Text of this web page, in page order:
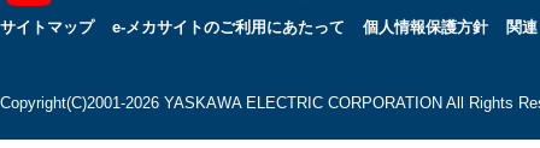
サイトマップ e-メカサイトのご利用にあたって 個人情報保護方針 関
Copyright(C)2001‐2026 YASKAWA ELECTRIC CORPORATION All Rights